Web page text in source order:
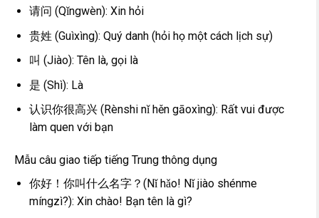
请问 (Qǐngwèn): Xin hỏi
贵姓 (Guìxìng): Quý danh (hỏi họ một cách lịch sự)
叫 (Jiào): Tên là, gọi là
是 (Shì): Là
认识你很高兴 (Rènshi nǐ hěn gāoxìng): Rất vui được
làm quen với bạn
Mẫu câu giao tiếp tiếng Trung thông dụng
你好！你叫什么名字？(Nǐ hǎo! Nǐ jiào shénme
míngzì?): Xin chào! Bạn tên là gì?